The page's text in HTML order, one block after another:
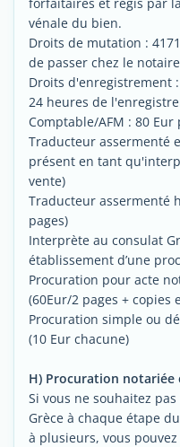
vénale du bien.
Droits de mutation :
de passer chez le
Droits d'enregistrement
24 heures de
Comptable/AFM : 80 Eur
Traducteur assermenté
présent en tant
vente)
Traducteur assermenté
pages)
Interprète au consulat
établissement d’une
Procuration pour acte
(60Eur/2 pages + copies
Procuration simple ou
(10 Eur chacune)
H) Procuration notariée
Si vous ne souhaitez
Grèce à chaque étape
à plusieurs, vous